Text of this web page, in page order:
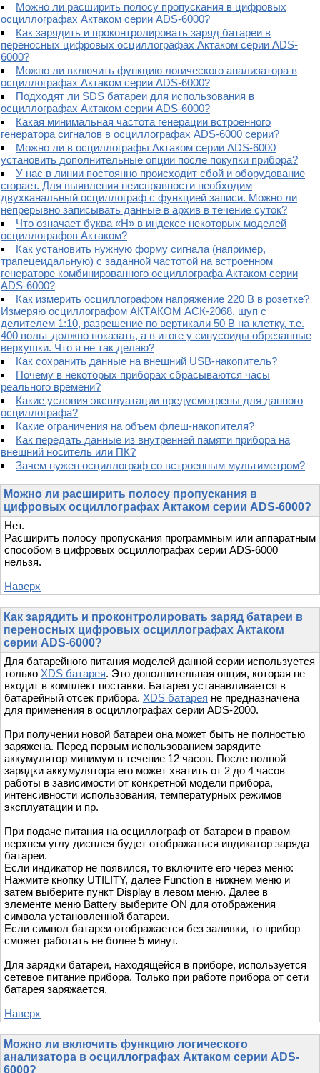
Можно ли расширить полосу пропускания в цифровых
осциллографах Актаком серии ADS-6000?
Как зарядить и проконтролировать заряд батареи в
переносных цифровых осциллографах Актаком серии ADS-
6000?
Можно ли включить функцию логического анализатора в
осциллографах Актаком серии ADS-6000?
Подходят ли SDS батареи для использования в
осциллографах Актаком серии ADS-6000?
Какая минимальная частота генерации встроенного
генератора сигналов в осциллографах ADS-6000 серии?
Можно ли в осциллографы Актаком серии ADS-6000
установить дополнительные опции после покупки прибора?
У нас в линии постоянно происходит сбой и оборудование
сгорает. Для выявления неисправности необходим
двухканальный осциллограф с функцией записи. Можно ли
непрерывно записывать данные в архив в течение суток?
Что означает буква «H» в индексе некоторых моделей
осциллографов Актаком?
Как установить нужную форму сигнала (например,
трапецеидальную) с заданной частотой на встроенном
генераторе комбинированного осциллографа Актаком серии
ADS-6000?
Как измерить осциллографом напряжение 220 В в розетке?
Измеряю осциллографом АКТАКОМ АСК-2068, щуп с
делителем 1:10, разрешение по вертикали 50 В на клетку, т.е.
400 вольт должно показать, а в итоге у синусоиды обрезанные
верхушки. Что я не так делаю?
Как сохранить данные на внешний USB-накопитель?
Почему в некоторых приборах сбрасываются часы
реального времени?
Какие условия эксплуатации предусмотрены для данного
осциллографа?
Какие ограничения на объем флеш-накопителя?
Как передать данные из внутренней памяти прибора на
внешний носитель или ПК?
Зачем нужен осциллограф со встроенным мультиметром?
Можно ли расширить полосу пропускания в
цифровых осциллографах Актаком серии ADS-6000?
Нет.
Расширить полосу пропускания программным или аппаратным
способом в цифровых осциллографах серии ADS-6000
нельзя.
Наверх
Как зарядить и проконтролировать заряд батареи в
переносных цифровых осциллографах Актаком
серии ADS-6000?
Для батарейного питания моделей данной серии используется
только XDS батарея. Это дополнительная опция, которая не
входит в комплект поставки. Батарея устанавливается в
батарейный отсек прибора. XDS батарея не предназначена
для применения в осциллографах серии ADS-2000.
При получении новой батареи она может быть не полностью
заряжена. Перед первым использованием зарядите
аккумулятор минимум в течение 12 часов. После полной
зарядки аккумулятора его может хватить от 2 до 4 часов
работы в зависимости от конкретной модели прибора,
интенсивности использования, температурных режимов
эксплуатации и пр.
При подаче питания на осциллограф от батареи в правом
верхнем углу дисплея будет отображаться индикатор заряда
батареи.
Если индикатор не появился, то включите его через меню:
Нажмите кнопку UTILITY, далее Function в нижнем меню и
затем выберите пункт Display в левом меню. Далее в
элементе меню Battery выберите ON для отображения
символа установленной батареи.
Если символ батареи отображается без заливки, то прибор
сможет работать не более 5 минут.
Для зарядки батареи, находящейся в приборе, используется
сетевое питание прибора. Только при работе прибора от сети
батарея заряжается.
Наверх
Можно ли включить функцию логического
анализатора в осциллографах Актаком серии ADS-
6000?